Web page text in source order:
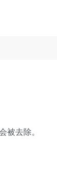
被去除。